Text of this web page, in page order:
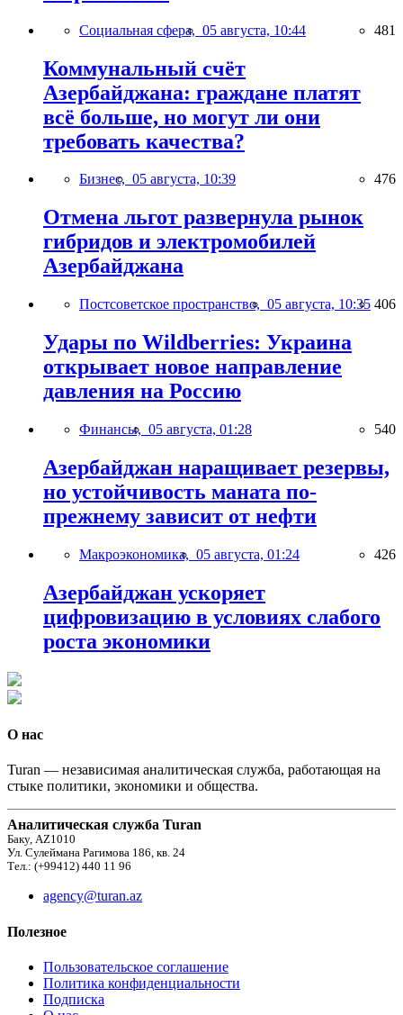
Социальная сфера, 05 августа, 10:44 481
Коммунальный счёт
Азербайджана: граждане платят
всё больше, но могут ли они
требовать качества?
Бизнес, 05 августа, 10:39 476
Отмена льгот развернула рынок
гибридов и электромобилей
Азербайджана
Постсоветское пространство, 05 августа, 10:35 406
Удары по Wildberries: Украина
открывает новое направление
давления на Россию
Финансы, 05 августа, 01:28 540
Азербайджан наращивает резервы,
но устойчивость маната по-
прежнему зависит от нефти
Макроэкономика, 05 августа, 01:24 426
Азербайджан ускоряет
цифровизацию в условиях слабого
роста экономики
О нас
Turan — независимая аналитическая служба, работающая на
стыке политики, экономики и общества.
Аналитическая служба Turan
Баку, AZ1010
Ул. Сулеймана Рагимова 186, кв. 24
Тел.: (+99412) 440 11 96
agency@turan.az
Полезное
Пользовательское соглашение
Политика конфиденциальности
Подписка